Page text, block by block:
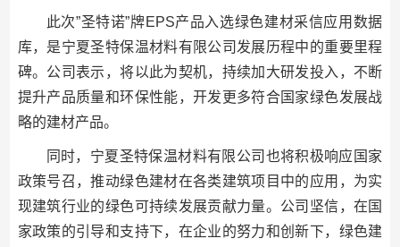
此次”圣特诺”牌EPS产品入选绿色建材采信应用数据
库，是宁夏圣特保温材料有限公司发展历程中的重要里程
碑。公司表示，将以此为契机，持续加大研发投入，不断
提升产品质量和环保性能，开发更多符合国家绿色发展战
略的建材产品。
同时，宁夏圣特保温材料有限公司也将积极响应国家
政策号召，推动绿色建材在各类建筑项目中的应用，为实
现建筑行业的绿色可持续发展贡献力量。公司坚信，在国
家政策的引导和支持下，在企业的努力和创新下，绿色建